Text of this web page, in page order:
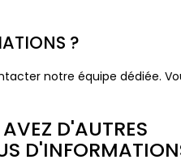
?
notre équipe dédiée.
D'AUTRES